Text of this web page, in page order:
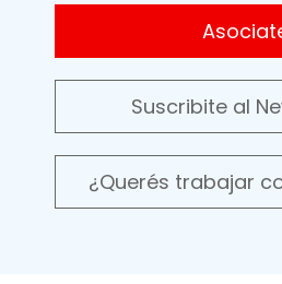
Suscribite al
¿Querés trabajar